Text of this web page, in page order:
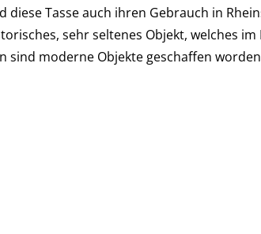
Tasse auch ihren Gebrauch in
sehr seltenes Objekt, welches
moderne Objekte geschaffen